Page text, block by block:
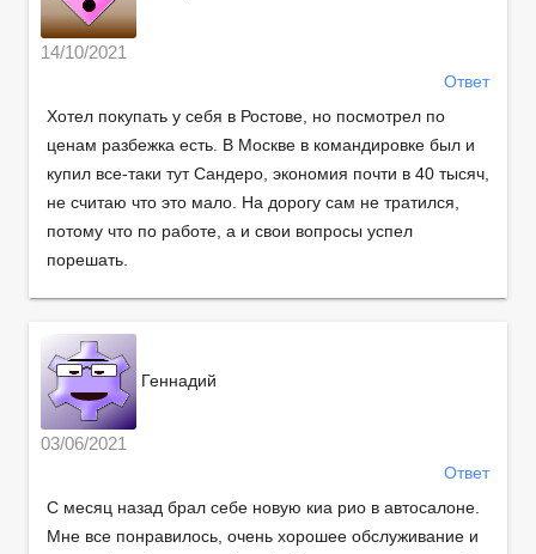
14/10/2021
Ответ
Хотел покупать у себя в Ростове, но посмотрел по
ценам разбежка есть. В Москве в командировке был и
купил все-таки тут Сандеро, экономия почти в 40 тысяч,
не считаю что это мало. На дорогу сам не тратился,
потому что по работе, а и свои вопросы успел
порешать.
Геннадий
03/06/2021
Ответ
С месяц назад брал себе новую киа рио в автосалоне.
Мне все понравилось, очень хорошее обслуживание и